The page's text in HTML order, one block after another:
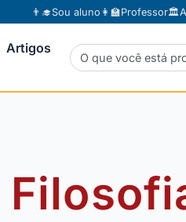
👨‍🎓Sou aluno 👩‍🏫Professor🏛️
Artigos